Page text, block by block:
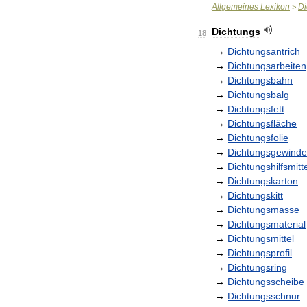
Allgemeines Lexikon >
18
Dichtungs
→ Dichtungsantrich
→ Dichtungsarbeiten
→ Dichtungsbahn
→ Dichtungsbalg
→ Dichtungsfett
→ Dichtungsfläche
→ Dichtungsfolie
→ Dichtungsgewinde
→
→ Dichtungskarton
→ Dichtungskitt
→ Dichtungsmasse
→ Dichtungsmaterial
→ Dichtungsmittel
→ Dichtungsprofil
→ Dichtungsring
→ Dichtungsscheibe
→ Dichtungsschnur